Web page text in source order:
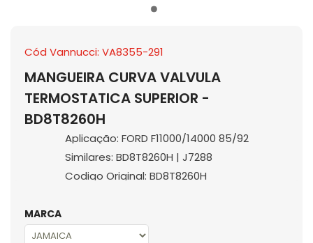
Cód Vannucci: VA8355-291
MANGUEIRA CURVA VALVULA
TERMOSTATICA SUPERIOR -
BD8T8260H
Aplicação: FORD F11000/14000 85/92
Similares: BD8T8260H | J7288
Codigo Original: BD8T8260H
MARCA